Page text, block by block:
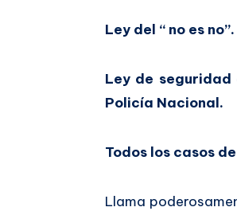
Ley del “ no es no”.
Ley de
Policía Nacional.
Todos los casos
Llama